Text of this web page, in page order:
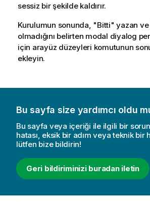
sessiz bir şekilde kaldırır.
Kurulumun sonunda, "Bitti" yazan ve
olmadığını belirten modal diyalog
için arayüz düzeyleri komutunun
ekleyin.
Bu sayfa size yardımcı oldu
Bu sayfa veya içeriği ile ilgili bir
hatası, eksik bir adım veya teknik bir
lütfen bize bildirin!
Geri bildiriminizi buradan iletin